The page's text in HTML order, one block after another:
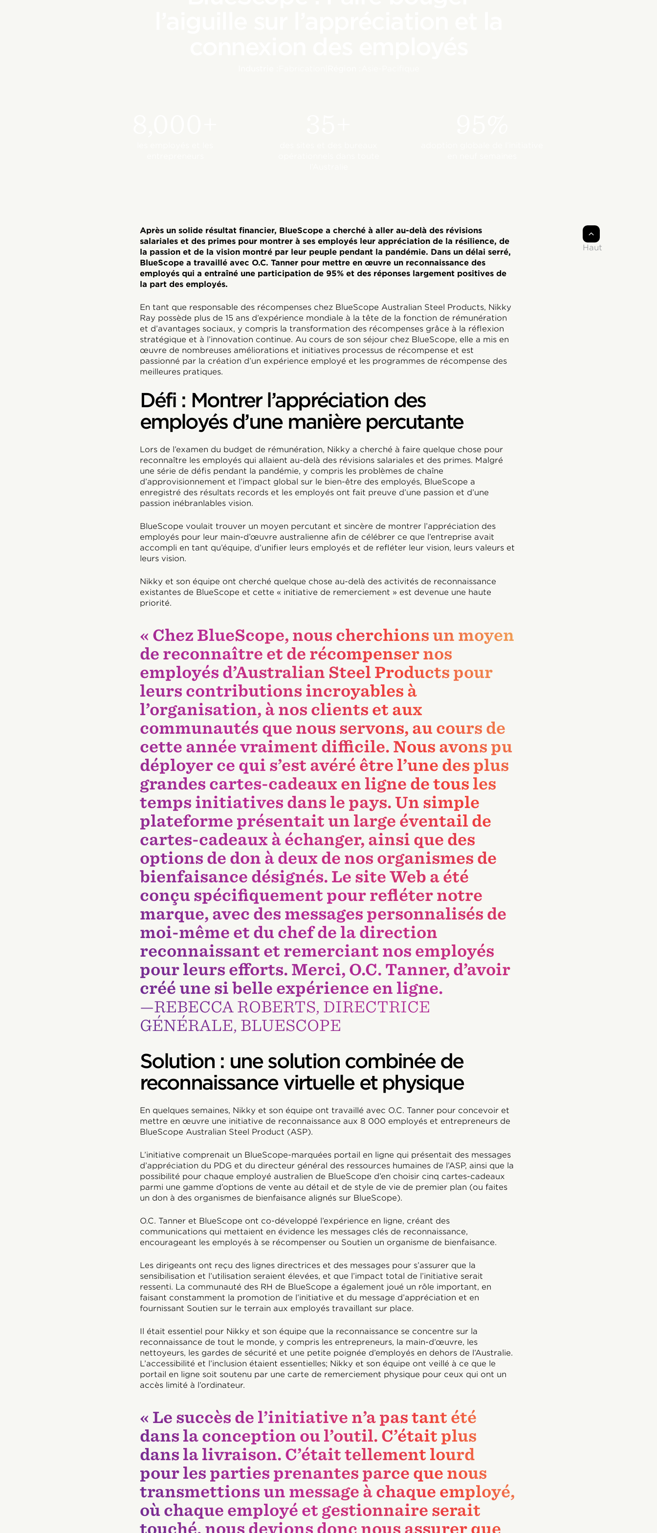
Après un solide résultat financier, BlueScope a cherché à aller au-delà des révisions
salariales et des primes pour montrer à ses employés leur appréciation de la résilience, de
la passion et de la vision montré par leur peuple pendant la pandémie. Dans un délai serré,
BlueScope a travaillé avec O.C. Tanner pour mettre en œuvre un reconnaissance des
employés qui a entraîné une participation de 95% et des réponses largement positives de
la part des employés.
En tant que responsable des récompenses chez BlueScope Australian Steel Products, Nikky
Ray possède plus de 15 ans d’expérience mondiale à la tête de la fonction de rémunération
et d’avantages sociaux, y compris la transformation des récompenses grâce à la réflexion
stratégique et à l’innovation continue. Au cours de son séjour chez BlueScope, elle a mis en
œuvre de nombreuses améliorations et initiatives processus de récompense et est
passionné par la création d’un expérience employé et les programmes de récompense des
meilleures pratiques.
Défi : Montrer l’appréciation des
employés d’une manière percutante
Lors de l’examen du budget de rémunération, Nikky a cherché à faire quelque chose pour
reconnaître les employés qui allaient au-delà des révisions salariales et des primes. Malgré
une série de défis pendant la pandémie, y compris les problèmes de chaîne
d’approvisionnement et l’impact global sur le bien-être des employés, BlueScope a
enregistré des résultats records et les employés ont fait preuve d’une passion et d’une
passion inébranlables vision.
BlueScope voulait trouver un moyen percutant et sincère de montrer l’appréciation des
employés pour leur main-d’œuvre australienne afin de célébrer ce que l’entreprise avait
accompli en tant qu’équipe, d’unifier leurs employés et de refléter leur vision, leurs valeurs et
leurs vision.
Nikky et son équipe ont cherché quelque chose au-delà des activités de reconnaissance
existantes de BlueScope et cette « initiative de remerciement » est devenue une haute
priorité.
« Chez BlueScope, nous cherchions un moyen
de reconnaître et de récompenser nos
employés d’Australian Steel Products pour
leurs contributions incroyables à
l’organisation, à nos clients et aux
communautés que nous servons, au cours de
cette année vraiment difficile. Nous avons pu
déployer ce qui s’est avéré être l’une des plus
grandes cartes-cadeaux en ligne de tous les
temps initiatives dans le pays. Un simple
plateforme présentait un large éventail de
cartes-cadeaux à échanger, ainsi que des
options de don à deux de nos organismes de
bienfaisance désignés. Le site Web a été
conçu spécifiquement pour refléter notre
marque, avec des messages personnalisés de
moi-même et du chef de la direction
reconnaissant et remerciant nos employés
pour leurs efforts. Merci, O.C. Tanner, d’avoir
créé une si belle expérience en ligne.
—REBECCA ROBERTS, DIRECTRICE
GÉNÉRALE, BLUESCOPE
Solution : une solution combinée de
reconnaissance virtuelle et physique
En quelques semaines, Nikky et son équipe ont travaillé avec O.C. Tanner pour concevoir et
mettre en œuvre une initiative de reconnaissance aux 8 000 employés et entrepreneurs de
BlueScope Australian Steel Product (ASP).
L’initiative comprenait un BlueScope-marquées portail en ligne qui présentait des messages
d’appréciation du PDG et du directeur général des ressources humaines de l’ASP, ainsi que la
possibilité pour chaque employé australien de BlueScope d’en choisir cinq cartes-cadeaux
parmi une gamme d’options de vente au détail et de style de vie de premier plan (ou faites
un don à des organismes de bienfaisance alignés sur BlueScope).
O.C. Tanner et BlueScope ont co-développé l’expérience en ligne, créant des
communications qui mettaient en évidence les messages clés de reconnaissance,
encourageant les employés à se récompenser ou Soutien un organisme de bienfaisance.
Les dirigeants ont reçu des lignes directrices et des messages pour s’assurer que la
sensibilisation et l’utilisation seraient élevées, et que l’impact total de l’initiative serait
ressenti. La communauté des RH de BlueScope a également joué un rôle important, en
faisant constamment la promotion de l’initiative et du message d’appréciation et en
fournissant Soutien sur le terrain aux employés travaillant sur place.
Il était essentiel pour Nikky et son équipe que la reconnaissance se concentre sur la
reconnaissance de tout le monde, y compris les entrepreneurs, la main-d’œuvre, les
nettoyeurs, les gardes de sécurité et une petite poignée d’employés en dehors de l’Australie.
L’accessibilité et l’inclusion étaient essentielles; Nikky et son équipe ont veillé à ce que le
portail en ligne soit soutenu par une carte de remerciement physique pour ceux qui ont un
accès limité à l’ordinateur.
« Le succès de l’initiative n’a pas tant été
dans la conception ou l’outil. C’était plus
dans la livraison. C’était tellement lourd
pour les parties prenantes parce que nous
transmettions un message à chaque employé,
où chaque employé et gestionnaire serait
touché, nous devions donc nous assurer que
Haut